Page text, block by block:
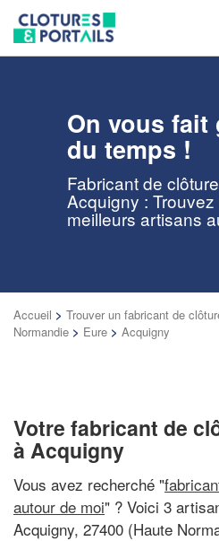
On vous fait
du temps !
Fabricant de
Acquigny :
meilleurs artisans
Accueil > Trouver un fabricant de
Normandie > Eure > Acquigny
Votre fabricant de
à Acquigny
Vous avez recherché "
autour de moi" ? Voici 3
Acquigny, 27400 (Haute